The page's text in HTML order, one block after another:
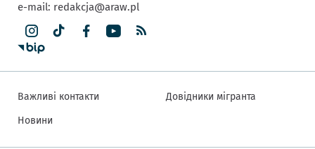
e-mail: redakcja@araw.pl
Важливі контакти
Новини
Довідники мігранта